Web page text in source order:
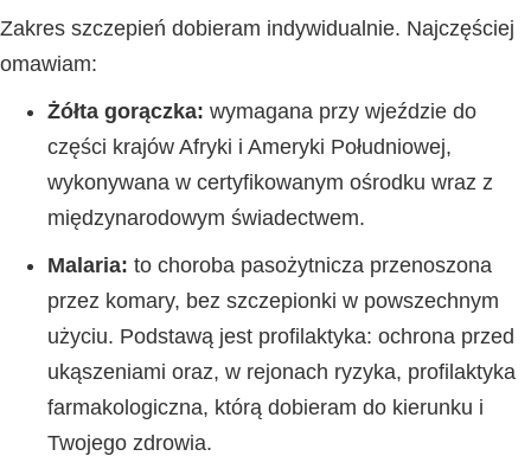
Zakres szczepień dobieram indywidualnie. Najczęściej
omawiam:
Żółta gorączka: wymagana przy wjeździe do
części krajów Afryki i Ameryki Południowej,
wykonywana w certyfikowanym ośrodku wraz z
międzynarodowym świadectwem.
Malaria: to choroba pasożytnicza przenoszona
przez komary, bez szczepionki w powszechnym
użyciu. Podstawą jest profilaktyka: ochrona przed
ukąszeniami oraz, w rejonach ryzyka, profilaktyka
farmakologiczna, którą dobieram do kierunku i
Twojego zdrowia.